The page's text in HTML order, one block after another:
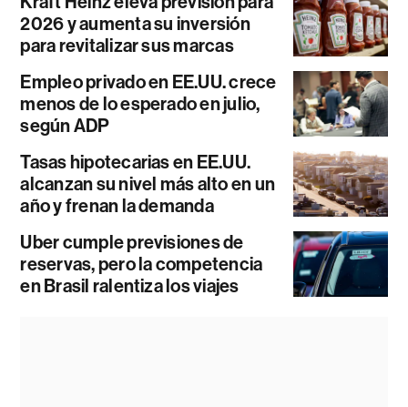
2026 y aumenta su inversión
para revitalizar sus marcas
Empleo privado en EE.UU. crece
menos de lo esperado en julio,
según ADP
Tasas hipotecarias en EE.UU.
alcanzan su nivel más alto en un
año y frenan la demanda
Uber cumple previsiones de
reservas, pero la competencia
en Brasil ralentiza los viajes